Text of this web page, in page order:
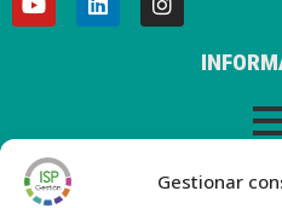
Gestionar
AVISO